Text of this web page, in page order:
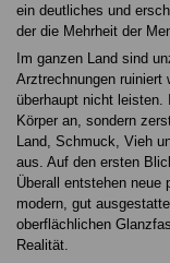
ein deutliches und
der die Mehrheit der
Im ganzen Land sind
Arztrechnungen ruiniert
überhaupt nicht
Körper an, sondern
Land, Schmuck, Vieh
aus. Auf den ersten
Überall entstehen neue
modern, gut
oberflächlichen
Realität.